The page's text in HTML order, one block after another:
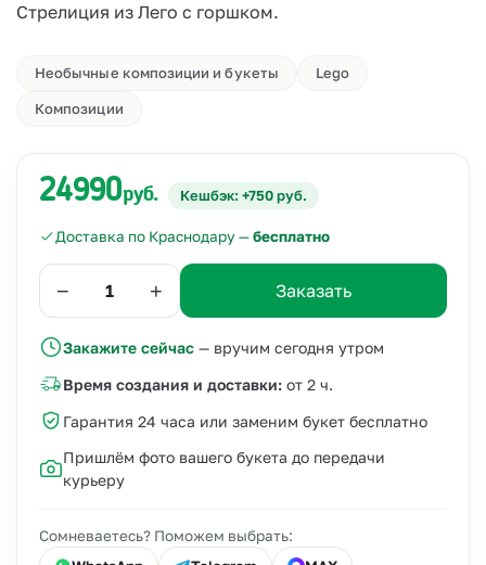
Стрелиция из Лего с горшком.
Необычные композиции и букеты Lego
Композиции
24990руб. Кешбэк: +750 руб.
Доставка по Краснодару —бесплатно
− + Заказать
Закажите сейчас — вручим сегодня утром
Время создания и доставки: от 2 ч.
Гарантия 24 часа или заменим букет бесплатно
Пришлём фото вашего букета до передачи
курьеру
Сомневаетесь? Поможем выбрать: